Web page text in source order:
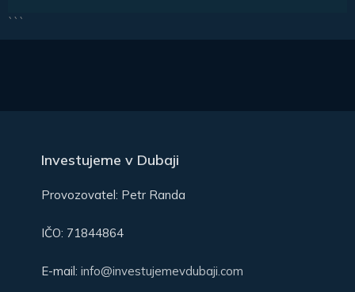
```
Investujeme v Dubaji
Provozovatel: Petr Randa
IČO: 71844864
E-mail:info@investujemevdubaji.com